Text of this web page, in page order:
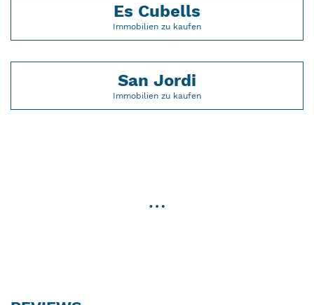
Es Cubells
Immobilien zu kaufen
San Jordi
Immobilien zu kaufen
…